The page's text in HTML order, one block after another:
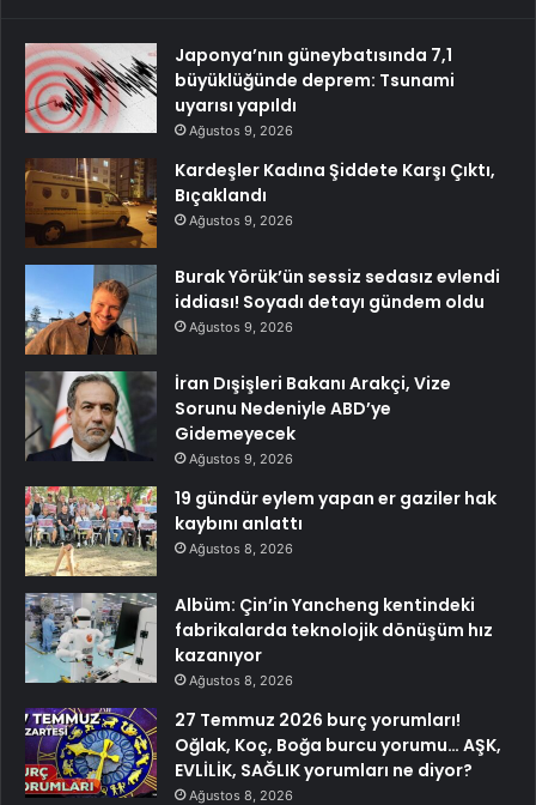
Japonya’nın güneybatısında 7,1
büyüklüğünde deprem: Tsunami
uyarısı yapıldı
Ağustos 9, 2026
Kardeşler Kadına Şiddete Karşı Çıktı,
Bıçaklandı
Ağustos 9, 2026
Burak Yörük’ün sessiz sedasız evlendi
iddiası! Soyadı detayı gündem oldu
Ağustos 9, 2026
İran Dışişleri Bakanı Arakçi, Vize
Sorunu Nedeniyle ABD’ye
Gidemeyecek
Ağustos 9, 2026
19 gündür eylem yapan er gaziler hak
kaybını anlattı
Ağustos 8, 2026
Albüm: Çin’in Yancheng kentindeki
fabrikalarda teknolojik dönüşüm hız
kazanıyor
Ağustos 8, 2026
27 Temmuz 2026 burç yorumları!
Oğlak, Koç, Boğa burcu yorumu… AŞK,
EVLİLİK, SAĞLIK yorumları ne diyor?
Ağustos 8, 2026